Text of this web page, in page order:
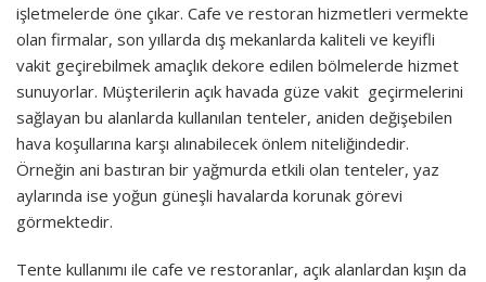
işletmelerde öne çıkar. Cafe ve restoran hizmetleri vermekte
olan firmalar, son yıllarda dış mekanlarda kaliteli ve keyifli
vakit geçirebilmek amaçlık dekore edilen bölmelerde hizmet
sunuyorlar. Müşterilerin açık havada güze vakit geçirmelerini
sağlayan bu alanlarda kullanılan tenteler, aniden değişebilen
hava koşullarına karşı alınabilecek önlem niteliğindedir.
Örneğin ani bastıran bir yağmurda etkili olan tenteler, yaz
aylarında ise yoğun güneşli havalarda korunak görevi
görmektedir.
Tente kullanımı ile cafe ve restoranlar, açık alanlardan kışın da